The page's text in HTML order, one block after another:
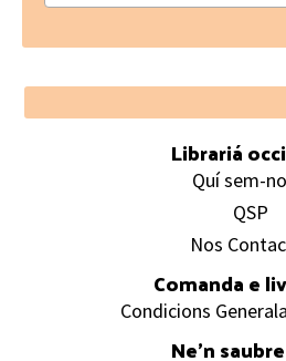
Footer
Librariá
Quí sem-
QSP
Nos
Comanda e
Condicions
Ne’n